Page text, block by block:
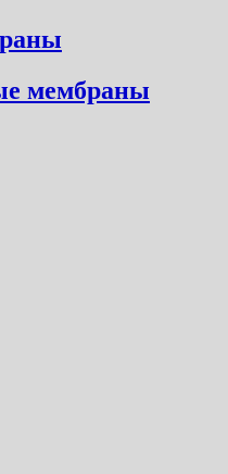
мембраны